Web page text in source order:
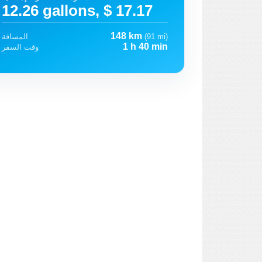
12.26 gallons, $ 17.17
المسافة 148 km (91 mi)
وقت السفر
1 h 40 min